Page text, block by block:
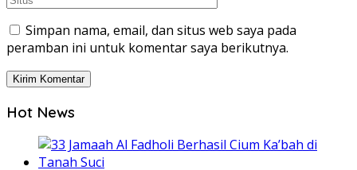
Simpan nama, email, dan situs web saya pada
peramban ini untuk komentar saya berikutnya.
Hot News